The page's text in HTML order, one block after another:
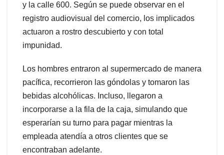
y la calle 600. Según se puede observar en el
registro audiovisual del comercio, los implicados
actuaron a rostro descubierto y con total
impunidad.
Los hombres entraron al supermercado de manera
pacífica, recorrieron las góndolas y tomaron las
bebidas alcohólicas. Incluso, llegaron a
incorporarse a la fila de la caja, simulando que
esperarían su turno para pagar mientras la
empleada atendía a otros clientes que se
encontraban adelante.